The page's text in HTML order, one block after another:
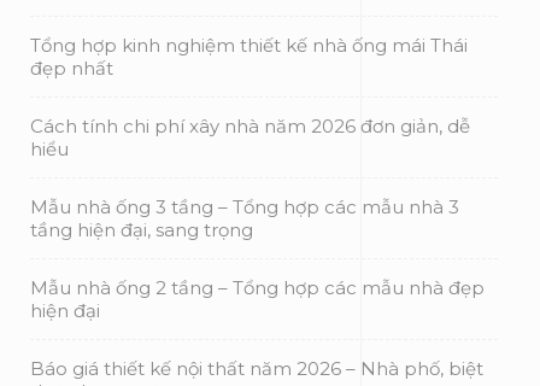
Tổng hợp kinh nghiệm thiết kế nhà ống mái Thái
đẹp nhất
Cách tính chi phí xây nhà năm 2026 đơn giản, dễ
hiểu
Mẫu nhà ống 3 tầng – Tổng hợp các mẫu nhà 3
tầng hiện đại, sang trọng
Mẫu nhà ống 2 tầng – Tổng hợp các mẫu nhà đẹp
hiện đại
Báo giá thiết kế nội thất năm 2026 – Nhà phố, biệt